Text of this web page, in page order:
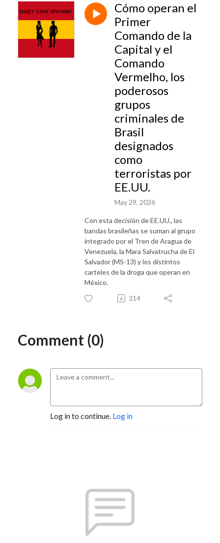
Cómo operan el
Primer
Comando de la
Capital y el
Comando
Vermelho, los
poderosos
grupos
criminales de
Brasil
designados
como
terroristas por
EE.UU.
May 29, 2026
Con esta decisión de EE.UU., las
bandas brasileñas se suman al grupo
integrado por el Tren de Aragua de
Venezuela, la Mara Salvatrucha de El
Salvador (MS-13) y los distintos
carteles de la droga que operan en
México.
314
Comment (0)
Log in to continue. Log in